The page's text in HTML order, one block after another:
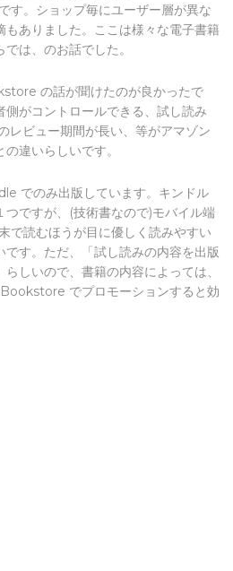
す。ショップ毎にユーザー層が異な
もありました。ここは様々な電子書籍
は、のお話でした。
の話が聞けたのが良かったで
がコントロールできる、試し読み
レビュー期間が長い、等がアマゾン
違いらしいです。
でのみ出版しています。キンドル
つですが、(技術書なので)モバイル端
で読むほうが目に優しく読みやすい
です。ただ、「試し読みの内容を出版
しいので、書籍の内容によっては、
でプロモーションすると効